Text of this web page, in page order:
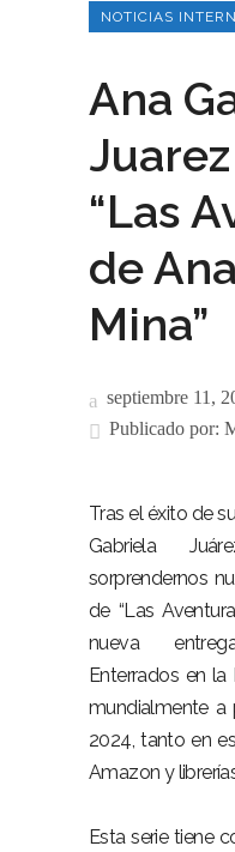
NOTICIAS
Ana
“Las
de
Mina”
septiembre 11,
Publicado por:
Tras el éxito de
Gabriela
sorprendernos
de “Las
nueva
Enterrados en la
mundialmente a
2024, tanto en
Amazon y
Esta serie tiene